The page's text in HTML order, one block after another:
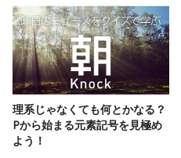
理系じゃなくても何とかなる？
Pから始まる元素記号を見極め
よう！